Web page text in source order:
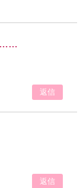
……
返信
返信